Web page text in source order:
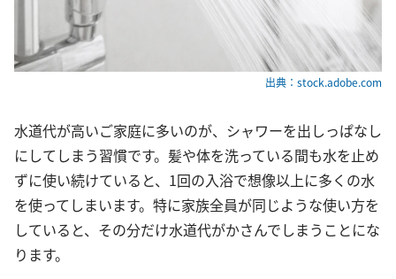
出典：stock.adobe.com
水道代が高いご家庭に多いのが、シャワーを出しっぱなし
にしてしまう習慣です。髪や体を洗っている間も水を止め
ずに使い続けていると、1回の入浴で想像以上に多くの水
を使ってしまいます。特に家族全員が同じような使い方を
していると、その分だけ水道代がかさんでしまうことにな
ります。